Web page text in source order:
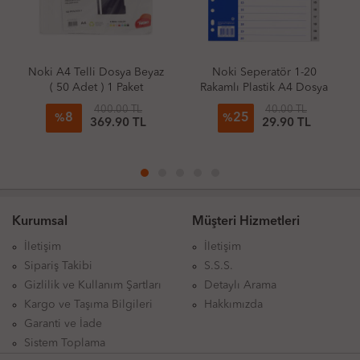
Noki A4 Telli Dosya Beyaz
( 50 Adet ) 1 Paket
%8
400.00 TL
369.90 TL
Noki Seperatör 1-20
Rakamlı Plastik A4 Dosya
Ayraç Seperatör
%25
40.00 TL
29.90 TL
Kurumsal
İletişim
Sipariş Takibi
Gizlilik ve Kullanım Şartları
Kargo ve Taşıma Bilgileri
Garanti ve İade
Sistem Toplama
Müşteri Hizmetleri
İletişim
S.S.S.
Detaylı Arama
Hakkımızda